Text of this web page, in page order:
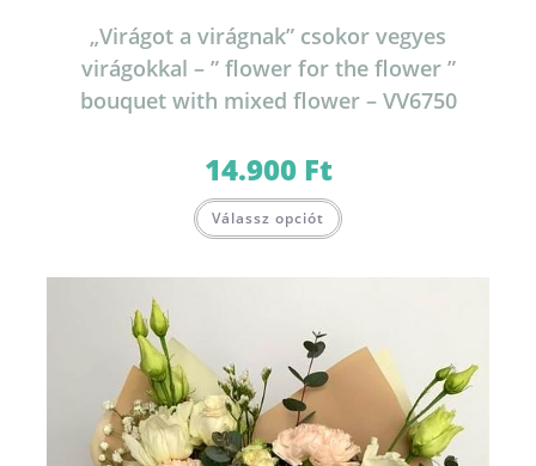
„Virágot a virágnak” csokor vegyes
virágokkal – ” flower for the flower ”
bouquet with mixed flower – VV6750
14.900 Ft
Válassz opciót